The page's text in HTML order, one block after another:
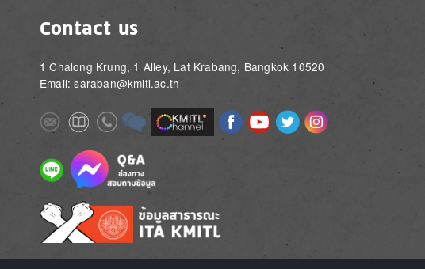
Contact us
1 Chalong Krung, 1 Alley, Lat Krabang, Bangkok 10520
Email: saraban@kmitl.ac.th
ImageImageImageImage Image ImageImageImageImage
Image Image
Image